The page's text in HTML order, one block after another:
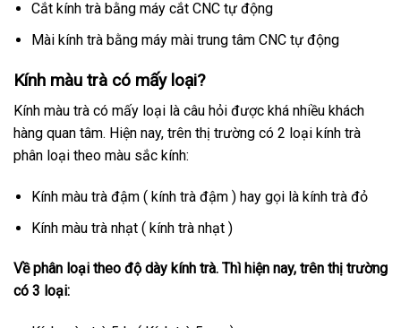
Cắt kính trà bằng máy cắt CNC tự động
Mài kính trà bằng máy mài trung tâm CNC tự động
Kính màu trà có mấy loại?
Kính màu trà có mấy loại là câu hỏi được khá nhiều khách
hàng quan tâm. Hiện nay, trên thị trường có 2 loại kính trà
phân loại theo màu sắc kính:
Kính màu trà đậm ( kính trà đậm ) hay gọi là kính trà đỏ
Kính màu trà nhạt ( kính trà nhạt )
Về phân loại theo độ dày kính trà. Thì hiện nay, trên thị trường
có 3 loại: